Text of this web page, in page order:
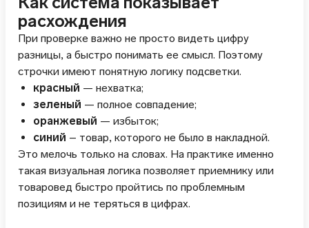
расхождения
При проверке важно не просто видеть цифру
разницы, а быстро понимать ее смысл. Поэтому
строчки имеют понятную логику подсветки.
красный — нехватка;
зеленый — полное совпадение;
оранжевый — избыток;
синий – товар, которого не было в накладной.
Это мелочь только на словах. На практике именно
такая визуальная логика позволяет приемнику или
товаровед быстро пройтись по проблемным
позициям и не теряться в цифрах.